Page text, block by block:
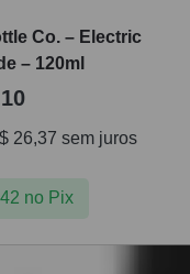
Co. – Electric
– 120ml
26,37 sem juros
no Pix